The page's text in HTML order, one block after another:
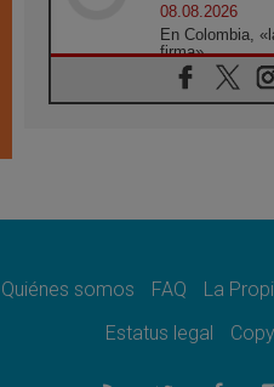
08.08.2026
En Colombia,
firma»
08.08.2026
En Venezuela
08.08.2026
07.08.2026
se convierte en
Quiénes somos FAQ La
Estatus legal